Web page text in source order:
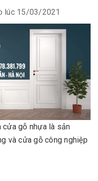
lúc 15/03/2021
gỗ nhựa là sản
và cửa gỗ công nghiệp